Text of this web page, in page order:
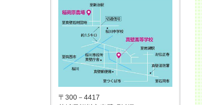
〒300－4417